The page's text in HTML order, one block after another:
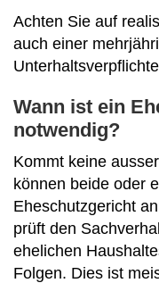
Achten Sie auf
auch einer
Wann ist ein
notwendig?
Kommt keine
können beide oder
Eheschutzgericht
prüft den
ehelichen
Folgen. Dies ist